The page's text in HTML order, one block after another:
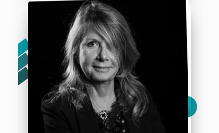
Corinne Fénéon
« L’art et le partage au service du bien être à l’hôpital »